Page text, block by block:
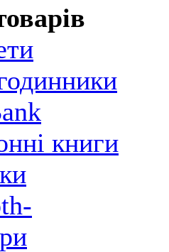
книги